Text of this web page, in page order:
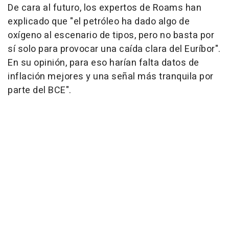
De cara al futuro, los expertos de Roams han
explicado que "el petróleo ha dado algo de
oxígeno al escenario de tipos, pero no basta por
sí solo para provocar una caída clara del Euríbor".
En su opinión, para eso harían falta datos de
inflación mejores y una señal más tranquila por
parte del BCE".